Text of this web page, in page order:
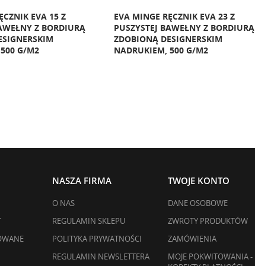
EVA 15 Z
Z BORDIURĄ
G/M2
EVA MINGE RĘCZNIK EVA 23 Z
PUSZYSTEJ BAWEŁNY Z BORDIURĄ
ZDOBIONĄ DESIGNERSKIM
NADRUKIEM, 500 G/M2
NASZA FIRMA
O NAS
REGULAMIN SKLEPU
POLITYKA PRYWATNOŚCI
REGULAMIN NEWSLETTERA
TWOJE KONTO
DANE OSOBOWE
ZWROTY PRODUKTÓW
ZAMÓWIENIA
MOJE POKWITOWANIA -